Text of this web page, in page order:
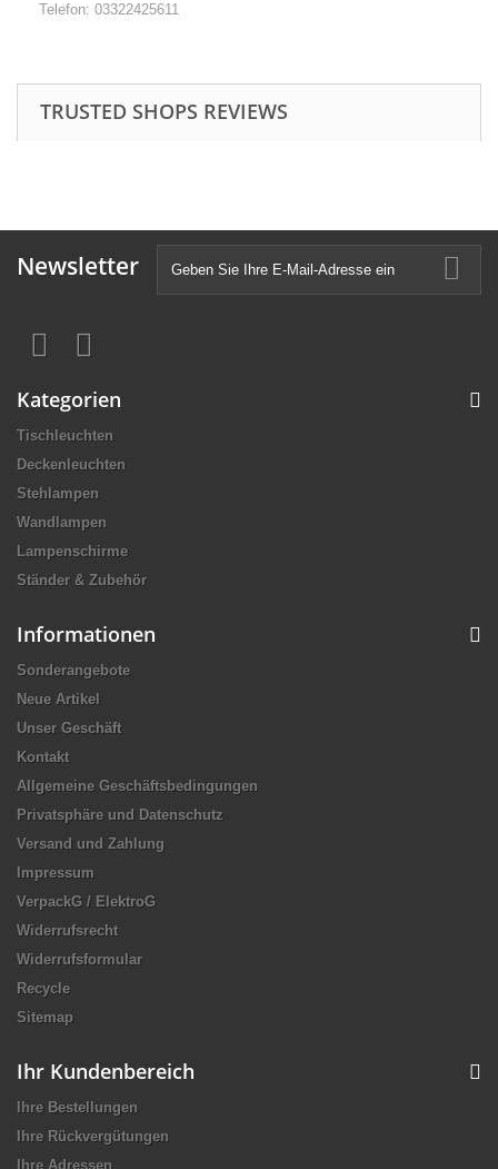
Telefon: 03322425611
TRUSTED SHOPS REVIEWS
Newsletter
Kategorien
Tischleuchten
Deckenleuchten
Stehlampen
Wandlampen
Lampenschirme
Ständer & Zubehör
Informationen
Sonderangebote
Neue Artikel
Unser Geschäft
Kontakt
Allgemeine Geschäftsbedingungen
Privatsphäre und Datenschutz
Versand und Zahlung
Impressum
VerpackG / ElektroG
Widerrufsrecht
Widerrufsformular
Recycle
Sitemap
Ihr Kundenbereich
Ihre Bestellungen
Ihre Rückvergütungen
Ihre Adressen